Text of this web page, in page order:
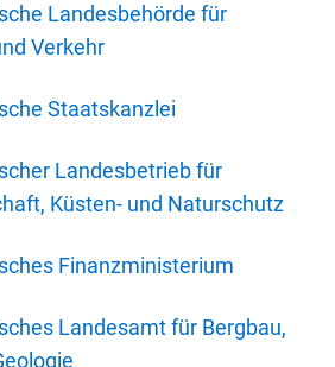
Landesbehörde für
Verkehr
Staatskanzlei
Landesbetrieb für
Küsten- und Naturschutz
Finanzministerium
Landesamt für Bergbau,